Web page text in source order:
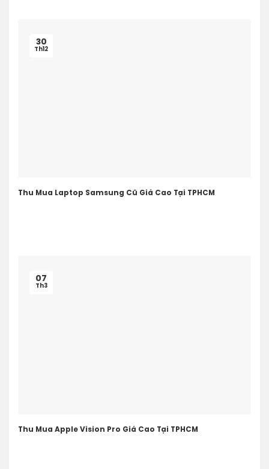
Thu Mua Laptop Samsung Cũ Giá Cao Tại TPHCM
30
Th12
Thu Mua Apple Vision Pro Giá Cao Tại TPHCM
07
Th3